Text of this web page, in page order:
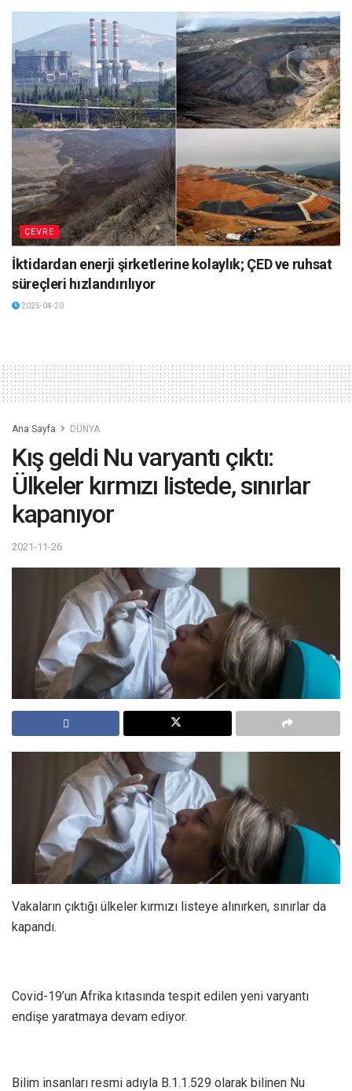
ÇEVRE
İktidardan enerji şirketlerine kolaylık; ÇED ve ruhsat
süreçleri hızlandırılıyor
2025-04-20
Ana Sayfa DÜNYA
Kış geldi Nu varyantı çıktı:
Ülkeler kırmızı listede, sınırlar
kapanıyor
2021-11-26
Vakaların çıktığı ülkeler kırmızı listeye alınırken, sınırlar da
kapandı.
Covid-19’un Afrika kıtasında tespit edilen yeni varyantı
endişe yaratmaya devam ediyor.
Bilim insanları resmi adıyla B.1.1.529 olarak bilinen Nu